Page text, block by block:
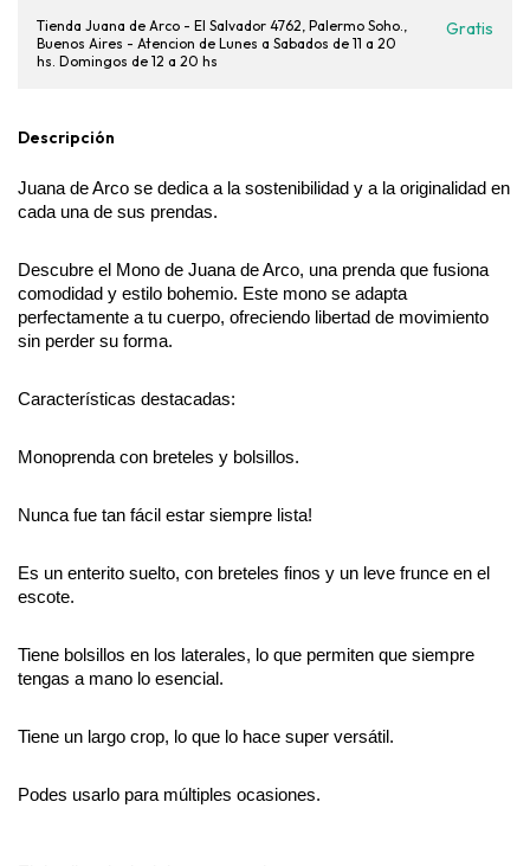
Tienda Juana de Arco - El Salvador 4762, Palermo Soho.,
Buenos Aires - Atencion de Lunes a Sabados de 11 a 20
hs. Domingos de 12 a 20 hs
Gratis
Descripción
Juana de Arco se dedica a la sostenibilidad y a la originalidad en
cada una de sus prendas.
Descubre el Mono de Juana de Arco, una prenda que fusiona
comodidad y estilo bohemio. Este mono se adapta
perfectamente a tu cuerpo, ofreciendo libertad de movimiento
sin perder su forma.
Características destacadas:
Monoprenda con breteles y bolsillos.
Nunca fue tan fácil estar siempre lista!
Es un enterito suelto, con breteles finos y un leve frunce en el
escote.
Tiene bolsillos en los laterales, lo que permiten que siempre
tengas a mano lo esencial.
Tiene un largo crop, lo que lo hace super versátil.
Podes usarlo para múltiples ocasiones.